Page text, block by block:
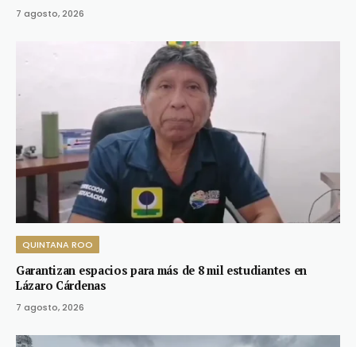
7 agosto, 2026
QUINTANA ROO
Garantizan espacios para más de 8 mil estudiantes en
Lázaro Cárdenas
7 agosto, 2026